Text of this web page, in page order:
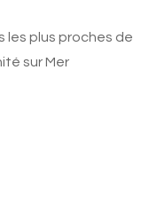
les plus proches de
sur Mer